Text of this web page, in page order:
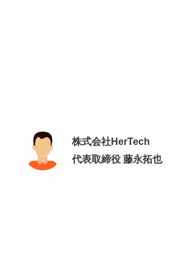
株式会社HerTech
代表取締役 藤永拓也